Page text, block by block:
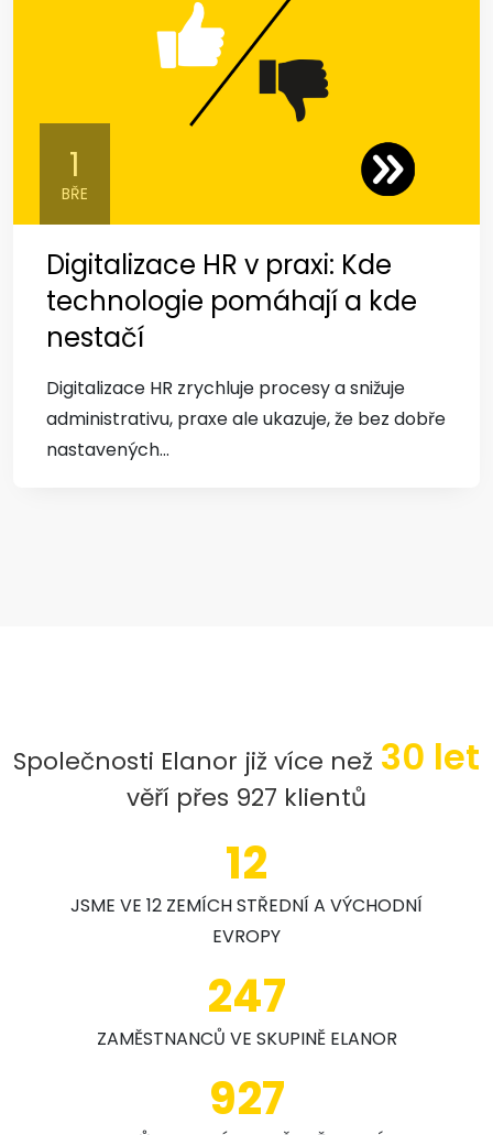
1
BŘE
Digitalizace HR v praxi: Kde
technologie pomáhají a kde
nestačí
Digitalizace HR zrychluje procesy a snižuje
administrativu, praxe ale ukazuje, že bez dobře
nastavených...
Společnosti Elanor již více než 30 let
věří přes 927 klientů
12
JSME VE 12 ZEMÍCH STŘEDNÍ A VÝCHODNÍ
EVROPY
247
ZAMĚSTNANCŮ VE SKUPINĚ ELANOR
927